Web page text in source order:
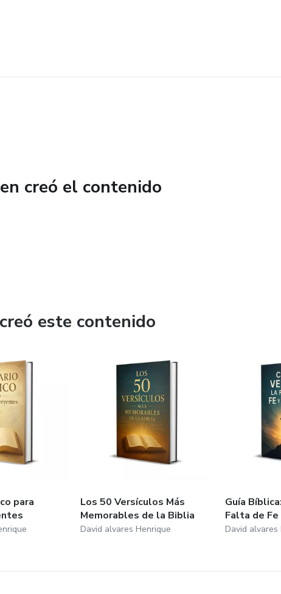
creó el contenido
este contenido
para
Los 50 Versículos Más
Memorables de la Biblia
David alvares Henrique
Guía
Falta de Fe
David alvares